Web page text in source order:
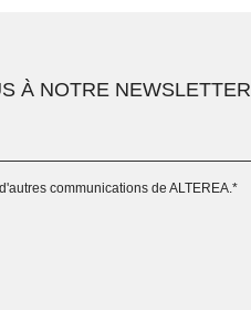
À NOTRE NEWSLETTER
communications de ALTEREA.*